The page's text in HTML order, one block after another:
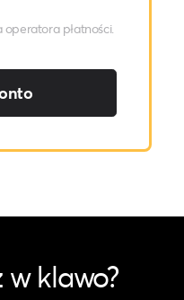
płatności.
klawo?